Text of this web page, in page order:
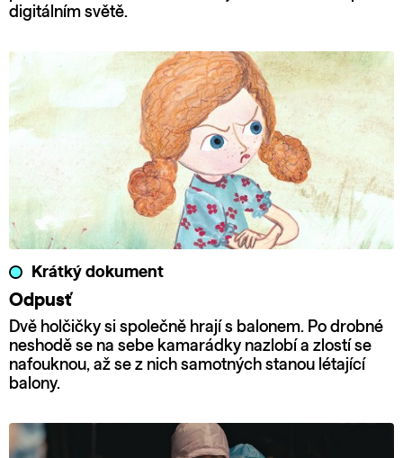
digitálním světě.
Krátký dokument
Odpusť
Dvě holčičky si společně hrají s balonem. Po drobné
neshodě se na sebe kamarádky nazlobí a zlostí se
nafouknou, až se z nich samotných stanou létající
balony.